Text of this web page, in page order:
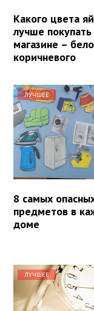
Какого цвета
лучше покупать
магазине –
коричневого
ЛУЧШЕЕ
8 самых
предметов в
доме
ЛУЧШЕЕ